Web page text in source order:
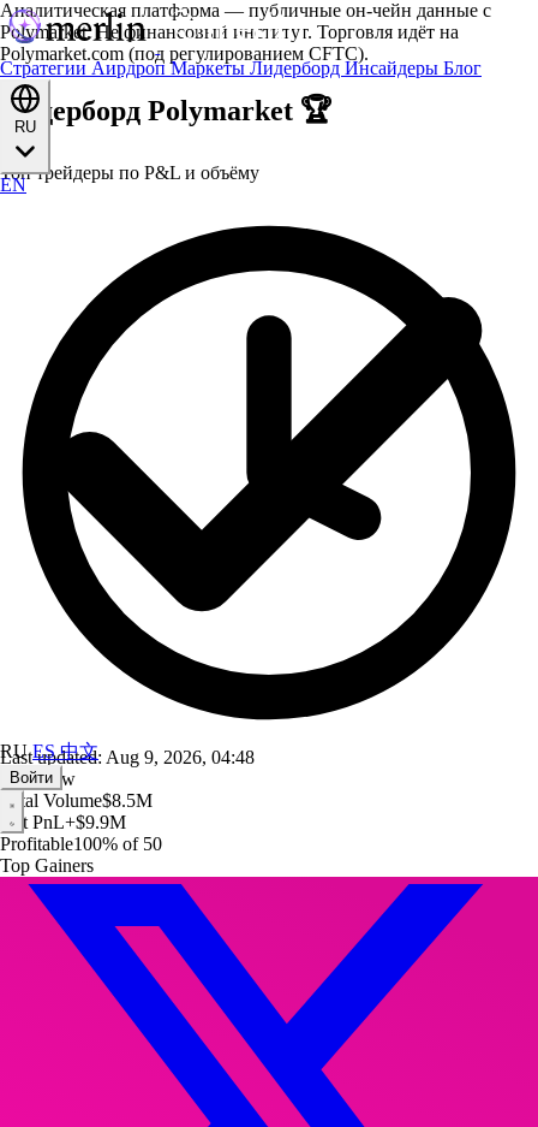
Стратегии АирдропМаркеты Лидерборд Инсайдеры Блог
EN
RUES中文
Войти
Аналитическая платформа — публичные он-чейн данные с
Polymarket. Не финансовый институт. Торговля идёт на
Polymarket.com (под регулированием CFTC).
Лидерборд Polymarket 🏆
Топ трейдеры по P&L и объёму
Last updated: Aug 9, 2026, 04:48
Overview
Total Volume$8.5M
Net PnL+$9.9M
Profitable100% of 50
Top Gainers